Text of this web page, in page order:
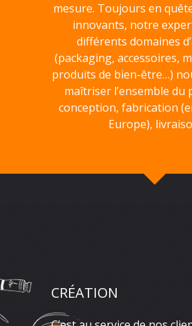
mesure. Toujours en
innovants, notre
différents domaines
(packaging, accessoires,
produits de bien-être…)
maîtriser l’ensemble du
conception, fabrication
Europe),
CRÉATION